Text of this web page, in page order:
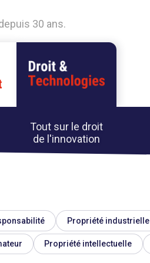
30 ans.
Tout sur le droit
de l'innovation
Propriété industrielle
Propriété intellectuelle